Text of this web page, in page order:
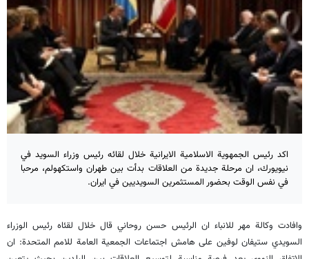
اكد رئيس الجمهوية الاسلامية الايرانية خلال لقائه رئيس وزراء السويد في
نيويورك، ان مرحلة جديدة من العلاقات بدأت بين طهران واستكهولم، مرحبا
في نفس الوقت بحضور المستثمرين السويديين في ايران.
وافادت وكالة مهر للانباء ان الرئيس حسن روحاني قال خلال لقئاه رئيس الوزراء
السويدي ستيفان لوفين على هامش اجتماعات الجمعية العامة للامم المتحدة: ان